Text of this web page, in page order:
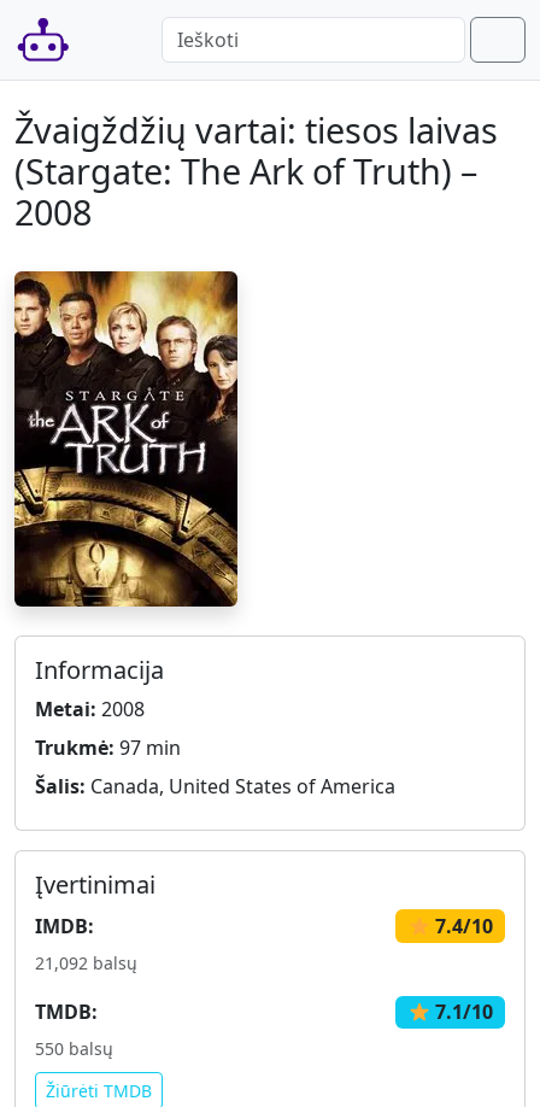
Skip to content
Skip to footer
a
i
e
š
k
When autocomplete results are
Žvaigždžių vartai: tiesos laivas
(Stargate: The Ark of Truth) –
2008
Informacija
Metai: 2008
Trukmė: 97 min
Šalis: Canada, United States of America
Įvertinimai
IMDB: 7.4/10
21,092 balsų
TMDB: 7.1/10
550 balsų
Žiūrėti TMDB